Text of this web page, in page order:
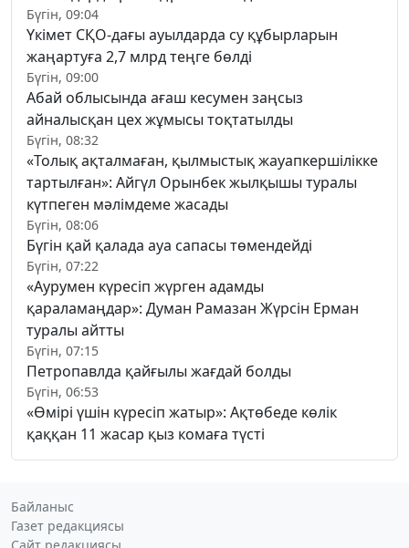
Бүгін, 09:04
Үкімет СҚО-дағы ауылдарда су құбырларын
жаңартуға 2,7 млрд теңге бөлді
Бүгін, 09:00
Абай облысында ағаш кесумен заңсыз
айналысқан цех жұмысы тоқтатылды
Бүгін, 08:32
«Толық ақталмаған, қылмыстық жауапкершілікке
тартылған»: Айгүл Орынбек жылқышы туралы
күтпеген мәлімдеме жасады
Бүгін, 08:06
Бүгін қай қалада ауа сапасы төмендейді
Бүгін, 07:22
«Аурумен күресіп жүрген адамды
қараламаңдар»: Думан Рамазан Жүрсін Ерман
туралы айтты
Бүгін, 07:15
Петропавлда қайғылы жағдай болды
Бүгін, 06:53
«Өмірі үшін күресіп жатыр»: Ақтөбеде көлік
қаққан 11 жасар қыз комаға түсті
Байланыс
Газет редакциясы